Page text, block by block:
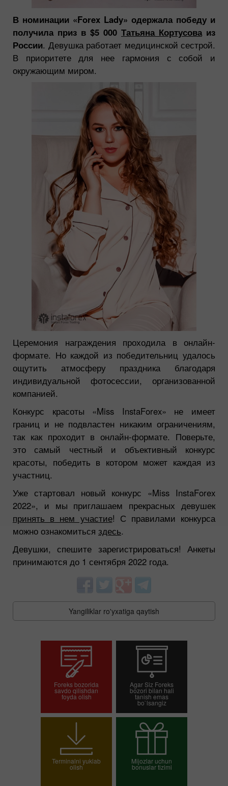
В номинации «Forex Lady» одержала победу и
получила приз в $5 000 Татьяна Кортусоваиз
России. Девушка работает медицинской сестрой.
В приоритете для нее гармония с собой и
окружающим миром.
Церемония награждения проходила в онлайн-
формате. Но каждой из победительниц удалось
ощутить атмосферу праздника благодаря
индивидуальной фотосессии, организованной
компанией.
Конкурс красоты «Miss InstaForex» не имеет
границ и не подвластен никаким ограничениям,
так как проходит в онлайн-формате. Поверьте,
это самый честный и объективный конкурс
красоты, победить в котором может каждая из
участниц.
Уже стартовал новый конкурс «Miss InstaForex
2022», и мы приглашаем прекрасных девушек
принять в нем участие! С правилами конкурса
можно ознакомиться здесь.
Девушки, спешите зарегистрироваться! Анкеты
принимаются до 1 сентября 2022 года.
Yangiliklar ro'yxatiga qaytish
Foreks bozorida
savdo qilishdan
foyda olish
ochish
Agar Siz Foreks
bozori bilan hali
tanish emas
bo`lsangiz
Demo-hisob-varag'ini
ochish
Terminalni yuklab
olish
Mijozlar uchun
bonuslar tizimi